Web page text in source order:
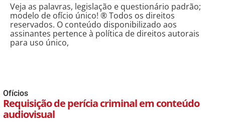
Veja as palavras, legislação e questionário padrão;
modelo de ofício único! ® Todos os direitos
reservados. O conteúdo disponibilizado aos
assinantes pertence à política de direitos autorais
para uso único,
Ofícios
Requisição de perícia criminal em conteúdo
audiovisual